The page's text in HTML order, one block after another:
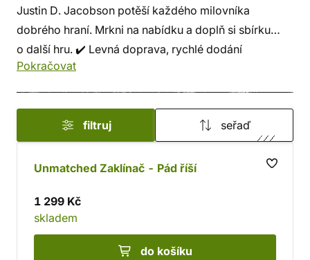
Justin D. Jacobson potěší každého milovníka
dobrého hraní. Mrkni na nabídku a doplň si sbírku
o další hru. ✔️ Levná doprava, rychlé dodání
a bezpečný nákup!
Pokračovat
filtruj seřaď
Unmatched Zaklínač - Pád říší
1 299 Kč
skladem
do košíku